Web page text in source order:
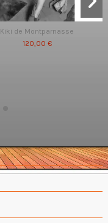
Kiki de Montparnasse
120,00 €